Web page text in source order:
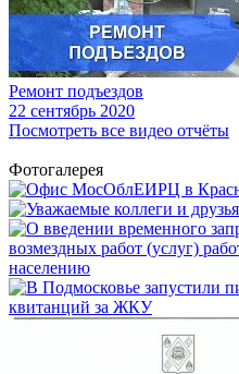
Ремонт подъездов
22 сентябрь 2020
Посмотреть все видео отчёты
Фотогалерея